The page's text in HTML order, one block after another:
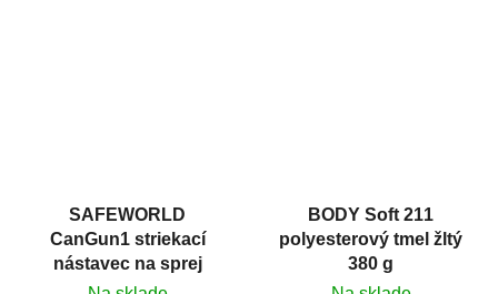
SAFEWORLD
CanGun1 striekací
nástavec na sprej
BODY Soft 211
polyesterový tmel žltý
380 g